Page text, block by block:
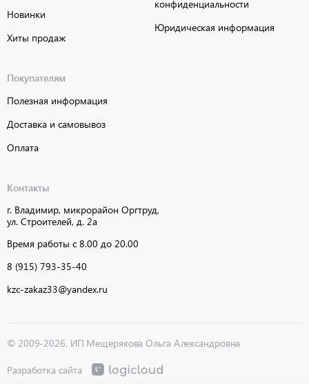
Новинки
Хиты продаж
конфиденциальности
Юридическая информация
Покупателям
Полезная информация
Доставка и самовывоз
Оплата
Контакты
г. Владимир, микрорайон Оргтруд,
ул. Строителей, д. 2а
Время работы с 8.00 до 20.00
8 (915) 793-35-40
kzc-zakaz33@yandex.ru
© 2009-2026, ИП Мещерякова Ольга Александровна
Разработка сайта